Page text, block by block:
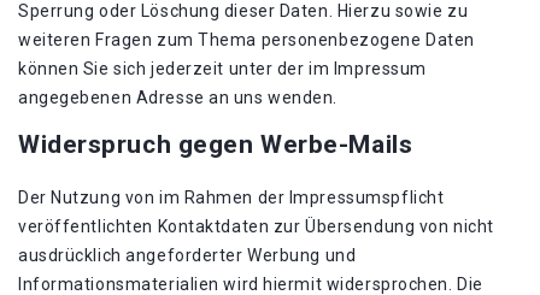
Sperrung oder Löschung dieser Daten. Hierzu sowie zu
weiteren Fragen zum Thema personenbezogene Daten
können Sie sich jederzeit unter der im Impressum
angegebenen Adresse an uns wenden.
Widerspruch gegen Werbe-Mails
Der Nutzung von im Rahmen der Impressumspflicht
veröffentlichten Kontaktdaten zur Übersendung von nicht
ausdrücklich angeforderter Werbung und
Informationsmaterialien wird hiermit widersprochen. Die